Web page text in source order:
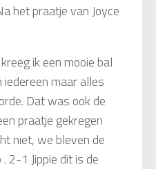
het praatje van Joyce
ik een mooie bal
maar alles
Dat was ook de
praatje gekregen
niet, we bleven de
2-1 Jippie dit is de